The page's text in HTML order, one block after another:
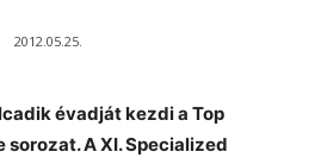
2012.05.25.
évadját kezdi a Top
A XI. Specialized